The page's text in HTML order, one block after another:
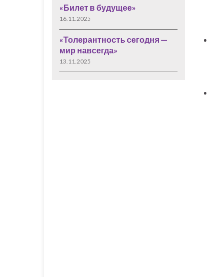
«Билет в будущее»
16.11.2025
«Толерантность сегодня —
мир навсегда»
13.11.2025